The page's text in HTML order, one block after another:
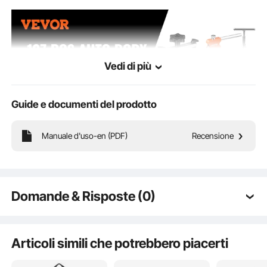
per la riparazione delle ammaccature della carrozzeria estrae
le ammaccature in modo facile e veloce.
Vedi di più
Guide e documenti del prodotto
Manuale d'uso-en (PDF) Recensione
Domande & Risposte (0)
Il prodotto è durevole? ...
Articoli simili che potrebbero piacerti